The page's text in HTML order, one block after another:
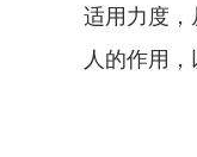
适用力度
人的作用